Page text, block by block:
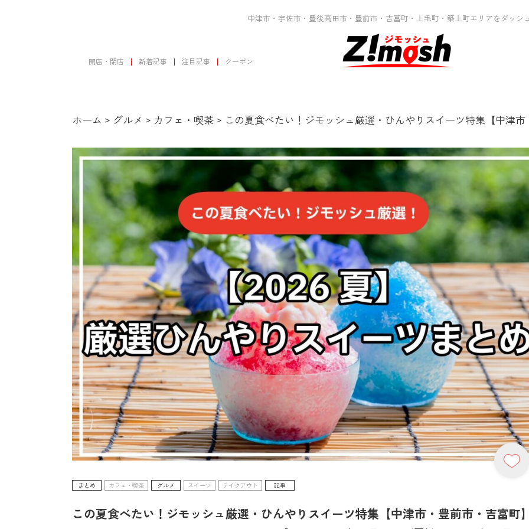
中津市・宇佐市・豊後高田市・豊前市・吉富町・上毛町・築上町エリアをダッシ
開店・閉店 新着記事 注目記事 クーポン
ホーム > グルメ > カフェ・喫茶 > この夏食べたい！ジモッシュ厳選・ひんやりスイーツ特集【中津
まとめ カフェ・喫茶 グルメ スイーツ テイクアウト 記事
この夏食べたい！ジモッシュ厳選・ひんやりスイーツ特集【中津市・豊前市・吉富町